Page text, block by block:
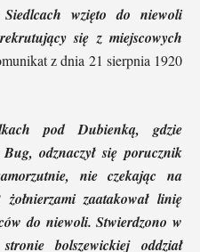
wzięto do niewoli
się z miejscowych
z dnia 21 sierpnia 1920
pod Dubienką, gdzie
odznaczył się porucznik
nie czekając na
zaatakował linię
do niewoli. Stwierdzono w
bolszewickiej oddział